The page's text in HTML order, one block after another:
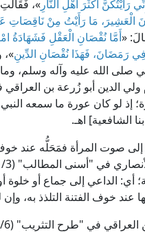
أَكْثَرَ أَهْلِ النَّارِ »،
الْعَشِيرَ، مَا رَأَيْتُ مِنْ
«أَمَّا نُقْصَانِ الْعَقْلِ فَشَهَادَةُ
رَمَضَانَ، فَهَذَا نُقْصَانِ الدِّينِ»،
صلى الله عليه وآله وسلم،
إذ لو كان عورة ما سمعه
الشافعية] اهـ.
إلى صوت المرأة فمَحَلُّه عند
أي: الداعي إلى جماع أو
خوف الفتنة التلذذ به، وإن